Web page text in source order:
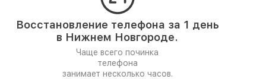
Восстановление телефона за 1 день
в Нижнем Новгороде.
Чаще всего починка
телефона
занимает несколько часов.